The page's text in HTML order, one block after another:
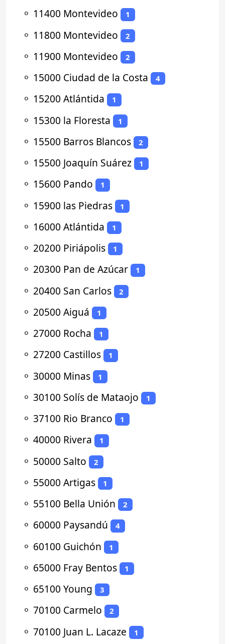
⚬ 11400 Montevideo 1
⚬ 11800 Montevideo 2
⚬ 11900 Montevideo 2
⚬ 15000 Ciudad de la Costa 4
⚬ 15200 Atlántida 1
⚬ 15300 la Floresta 1
⚬ 15500 Barros Blancos 2
⚬ 15500 Joaquín Suárez 1
⚬ 15600 Pando 1
⚬ 15900 las Piedras 1
⚬ 16000 Atlántida 1
⚬ 20200 Piriápolis 1
⚬ 20300 Pan de Azúcar 1
⚬ 20400 San Carlos 2
⚬ 20500 Aiguá 1
⚬ 27000 Rocha 1
⚬ 27200 Castillos 1
⚬ 30000 Minas 1
⚬ 30100 Solís de Mataojo 1
⚬ 37100 Rio Branco 1
⚬ 40000 Rivera 1
⚬ 50000 Salto 2
⚬ 55000 Artigas 1
⚬ 55100 Bella Unión 2
⚬ 60000 Paysandú 4
⚬ 60100 Guichón 1
⚬ 65000 Fray Bentos 1
⚬ 65100 Young 3
⚬ 70100 Carmelo 2
⚬ 70100 Juan L. Lacaze 1